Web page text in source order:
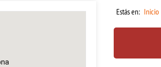
Estás en: Inicio